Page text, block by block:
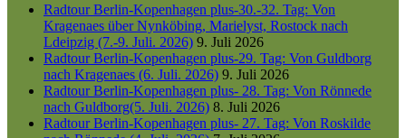
Radtour Berlin-Kopenhagen plus-30.-32. Tag: Von
Kragenaes über Nynköbing, Marielyst, Rostock nach
Ldeipzig (7.-9. Juli. 2026) 9. Juli 2026
Radtour Berlin-Kopenhagen plus-29. Tag: Von Guldborg
nach Kragenaes (6. Juli. 2026) 9. Juli 2026
Radtour Berlin-Kopenhagen plus- 28. Tag: Von Rönnede
nach Guldborg(5. Juli. 2026) 8. Juli 2026
Radtour Berlin-Kopenhagen plus- 27. Tag: Von Roskilde